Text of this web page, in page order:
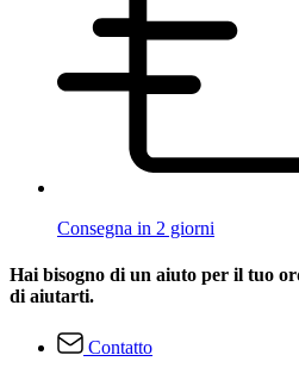
Consegna in 2 giorni
Hai bisogno di un aiuto per il tuo
di aiutarti.
Contatto